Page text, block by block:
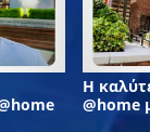
Η
@home